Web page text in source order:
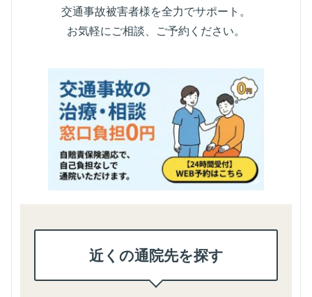
交通事故被害者様を全力でサポート。
お気軽にご相談、ご予約ください。
近くの通院先を探す